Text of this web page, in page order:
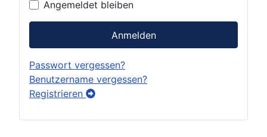
Angemeldet bleiben
Anmelden
Passwort vergessen?
Benutzername vergessen?
Registrieren